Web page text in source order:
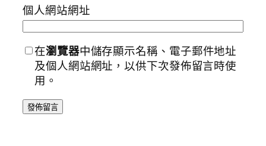
個人網站網址
在瀏覽器中儲存顯示名稱、電子郵件地址
及個人網站網址，以供下次發佈留言時使
用。